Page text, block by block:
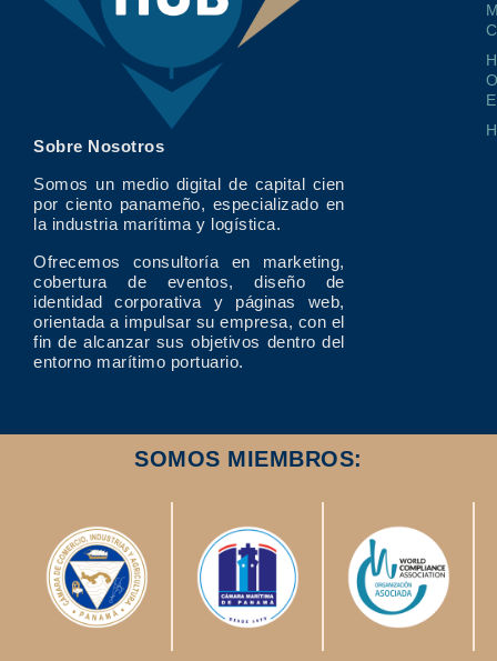
Sobre Nosotros
Somos un medio digital de capital cien
por ciento panameño, especializado en
la industria marítima y logística.
Ofrecemos consultoría en marketing,
cobertura de eventos, diseño de
identidad corporativa y páginas web,
orientada a impulsar su empresa, con el
fin de alcanzar sus objetivos dentro del
entorno marítimo portuario.
SOMOS MIEMBROS: